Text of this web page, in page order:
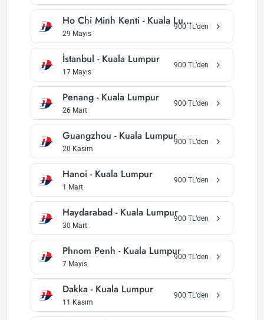
Ho Chi Minh Kenti - Kuala Lumpur
29 Mayıs
900TL’den
İstanbul - Kuala Lumpur
17 Mayıs
900 TL’den
Penang - Kuala Lumpur
26 Mart
900 TL’den
Guangzhou - Kuala Lumpur
20 Kasım
900 TL’den
Hanoi - Kuala Lumpur
1 Mart
900 TL’den
Haydarabad - Kuala Lumpur
30 Mart
900 TL’den
Phnom Penh - Kuala Lumpur
7 Mayıs
900 TL’den
Dakka - Kuala Lumpur
11 Kasım
900 TL’den